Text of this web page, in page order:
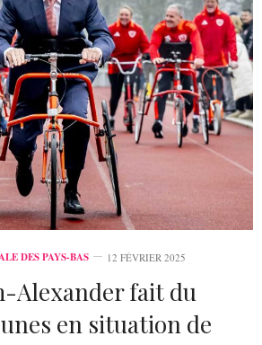
DES PAYS-BAS 12 FÉVRIER 2025
Alexander fait du
en situation de